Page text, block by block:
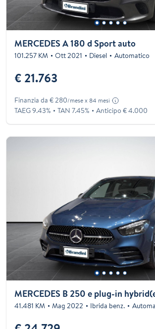
MERCEDES A 180 d Sport auto
101.257 KM Ott 2021 Diesel Automatico
€ 21.763
Finanzia da € 280/mese x 84 mesi
TAEG 9.43% TAN 7.45% Anticipo € 4.000
41.481 KM Mag 2022 Ibrida benz.